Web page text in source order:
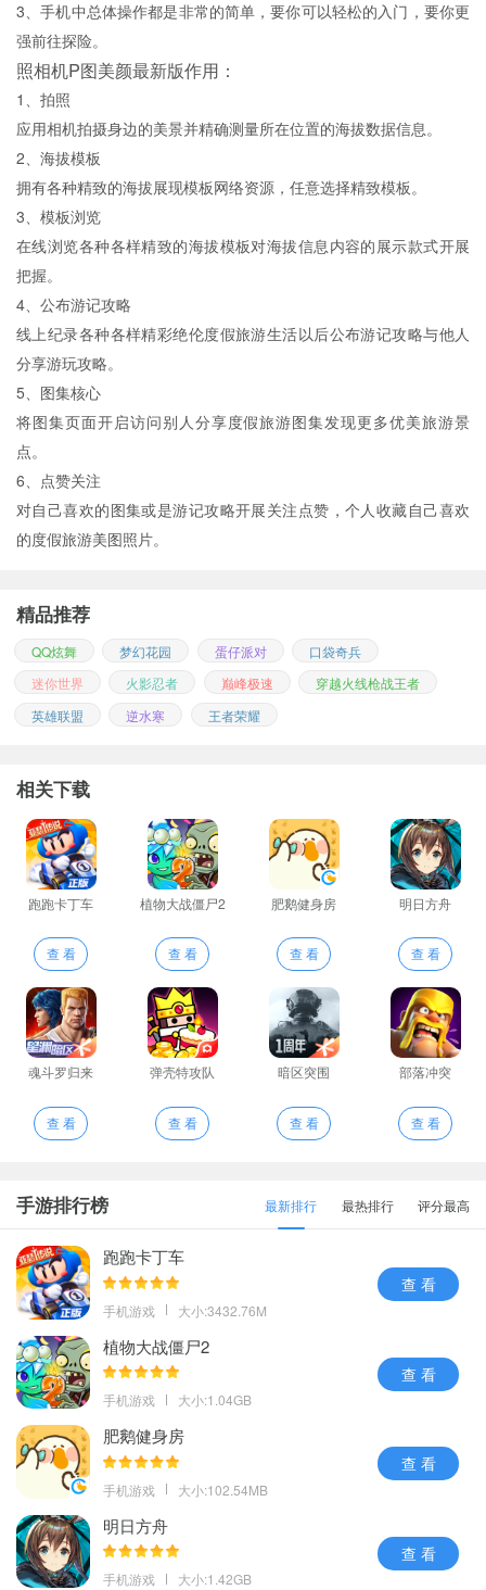
3、手机中总体操作都是非常的简单，要你可以轻松的入门，要你更
强前往探险。
照相机P图美颜最新版作用：
1、拍照
应用相机拍摄身边的美景并精确测量所在位置的海拔数据信息。
2、海拔模板
拥有各种精致的海拔展现模板网络资源，任意选择精致模板。
3、模板浏览
在线浏览各种各样精致的海拔模板对海拔信息内容的展示款式开展
把握。
4、公布游记攻略
线上纪录各种各样精彩绝伦度假旅游生活以后公布游记攻略与他人
分享游玩攻略。
5、图集核心
将图集页面开启访问别人分享度假旅游图集发现更多优美旅游景
点。
6、点赞关注
对自己喜欢的图集或是游记攻略开展关注点赞，个人收藏自己喜欢
的度假旅游美图照片。
精品推荐
QQ炫舞 梦幻花园 蛋仔派对
口袋奇兵
迷你世界
火影忍者 巅峰极速
穿越火线枪战王者
英雄联盟
逆水寒 王者荣耀
相关下载
跑跑卡丁车
查 看
植物大战僵尸2
查 看
肥鹅健身房
查 看
明日方舟
查 看
魂斗罗归来
查 看
弹壳特攻队
查 看
暗区突围
查 看
部落冲突
查 看
手游排行榜 最新排行 最热排行 评分最高
跑跑卡丁车
手机游戏 大小:3432.76M
查 看
植物大战僵尸2
手机游戏 大小:1.04GB
查 看
肥鹅健身房
手机游戏 大小:102.54MB
查 看
明日方舟
手机游戏 大小:1.42GB
查 看